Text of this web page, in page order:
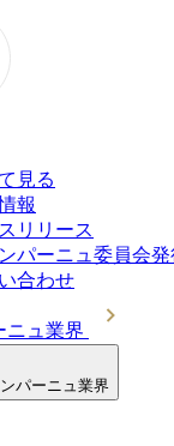
見る
報
リリース
パーニュ委員会
合わせ
ニュ業界
パーニュ業界